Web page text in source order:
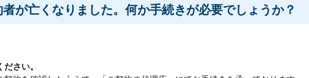
が亡くなりました。何か手続きが必要でしょうか？
さい。